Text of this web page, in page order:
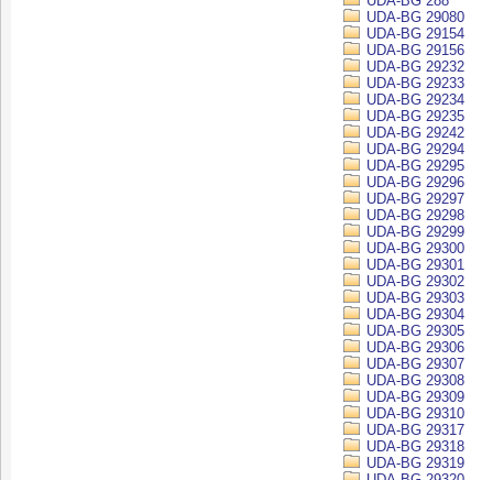
UDA-BG 29080
UDA-BG 29154
UDA-BG 29156
UDA-BG 29232
UDA-BG 29233
UDA-BG 29234
UDA-BG 29235
UDA-BG 29242
UDA-BG 29294
UDA-BG 29295
UDA-BG 29296
UDA-BG 29297
UDA-BG 29298
UDA-BG 29299
UDA-BG 29300
UDA-BG 29301
UDA-BG 29302
UDA-BG 29303
UDA-BG 29304
UDA-BG 29305
UDA-BG 29306
UDA-BG 29307
UDA-BG 29308
UDA-BG 29309
UDA-BG 29310
UDA-BG 29317
UDA-BG 29318
UDA-BG 29319